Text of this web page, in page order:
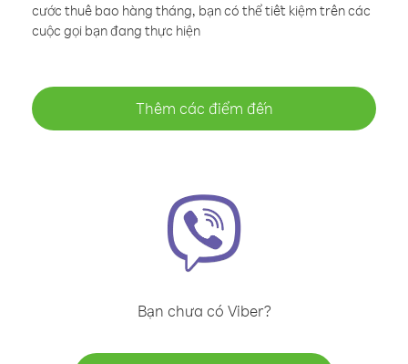
cước thuê bao hàng tháng, bạn có thể tiết kiệm trên các
cuộc gọi bạn đang thực hiện
Thêm các điểm đến
Bạn chưa có Viber?